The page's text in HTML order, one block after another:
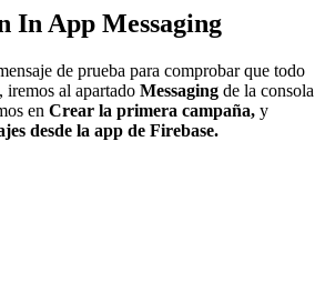
In App Messaging
de prueba para comprobar que todo
iremos al apartado Messaging de la consola
en Crear la primera campaña, y
desde la app de Firebase.